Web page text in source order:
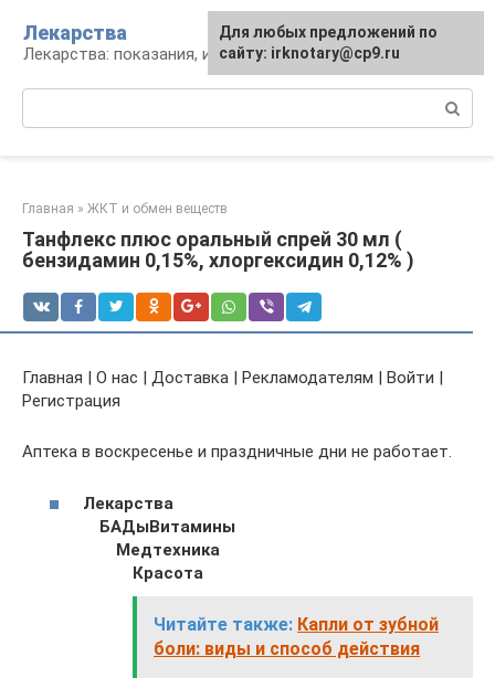
контенту
Лекарства
Лекарства: показания, инструкция, аналоги
Главная » ЖКТ и обмен веществ
Танфлекс плюс оральный спрей 30 мл (
бензидамин 0,15%, хлоргексидин 0,12% )
Главная | О нас | Доставка | Рекламодателям | Войти |
Регистрация
Аптека в воскресенье и праздничные дни не работает.
Лекарства
БАДыВитамины
Медтехника
Красота
Читайте также: Капли от зубной
боли: виды и способ действия
Для любых предложений по
сайту: irknotary@cp9.ru